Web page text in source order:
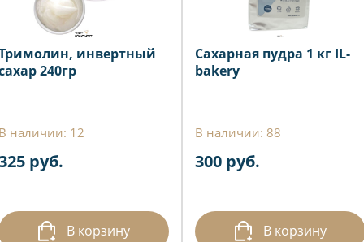
инвертный
240гр
наличии: 12
руб.
В корзину
Сахарная пудра 1 кг IL-
bakery
В наличии: 88
300 руб.
В корзину